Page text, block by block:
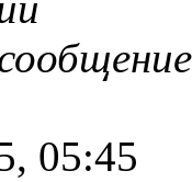
05:45